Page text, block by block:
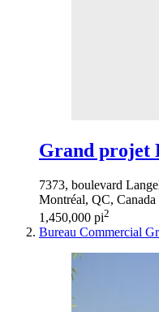
Grand projet
7373, boulevard
Montréal, QC, Canada
1,450,000 pi2
Bureau Commercial